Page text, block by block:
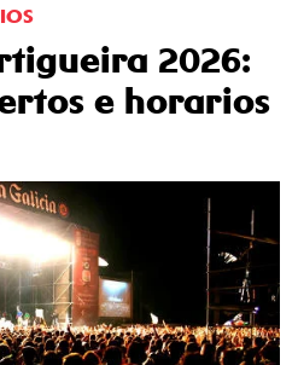
2026:
e horarios